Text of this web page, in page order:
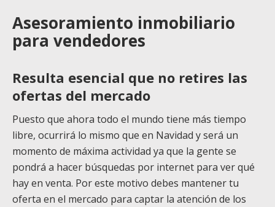
Asesoramiento inmobiliario
para vendedores
Resulta esencial que no retires las
ofertas del mercado
Puesto que ahora todo el mundo tiene más tiempo
libre, ocurrirá lo mismo que en Navidad y será un
momento de máxima actividad ya que la gente se
pondrá a hacer búsquedas por internet para ver qué
hay en venta. Por este motivo debes mantener tu
oferta en el mercado para captar la atención de los